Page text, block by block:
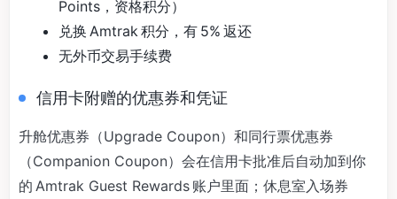
Points，资格积分）
兑换 Amtrak 积分，有 5% 返还
无外币交易手续费
信用卡附赠的优惠券和凭证
升舱优惠券（Upgrade Coupon）和同行票优惠券
（Companion Coupon）会在信用卡批准后自动加到你
的 Amtrak Guest Rewards 账户里面；休息室入场券